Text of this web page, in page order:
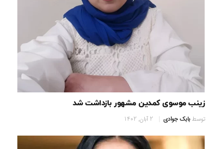
زینب موسوی کمدین مشهور بازداشت شد
توسطبابک جوادی 2 آبان, 1402